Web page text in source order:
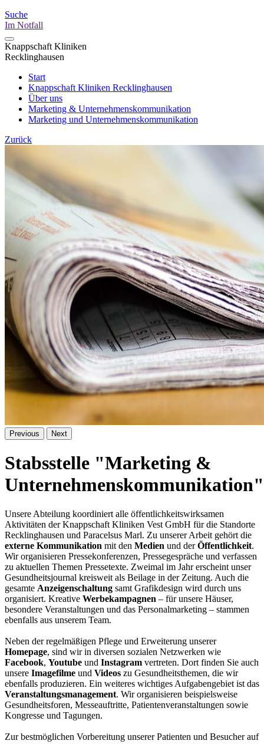
Suche
Im Notfall
Knappschaft Kliniken
Recklinghausen
Start
Knappschaft Kliniken Recklinghausen
Über uns
Marketing & Unternehmenskommunikation
Marketing und Unternehmenskommunikation
Zurück
Previous Next
Stabsstelle "Marketing &
Unternehmenskommunikation"
Unsere Abteilung koordiniert alle öffentlichkeitswirksamen
Aktivitäten der Knappschaft Kliniken Vest GmbH für die Standorte
Recklinghausen und Paracelsus Marl. Zu unserer Arbeit gehört die
externe Kommunikation mit den Medien und derÖffentlichkeit.
Wir organisieren Pressekonferenzen, Pressegespräche und verfassen
zu aktuellen Themen Pressetexte. Zweimal im Jahr erscheint unser
Gesundheitsjournal kreisweit als Beilage in der Zeitung. Auch die
gesamte Anzeigenschaltung samt Grafikdesign wird durch uns
organisiert. Kreative Werbekampagnen – für unsere Häuser,
besondere Veranstaltungen und das Personalmarketing – stammen
ebenfalls aus unserem Team.
Neben der regelmäßigen Pflege und Erweiterung unserer
Homepage, sind wir in diversen sozialen Netzwerken wie
Facebook, Youtube und Instagram vertreten. Dort finden Sie auch
unsere Imagefilme und Videos zu Gesundheitsthemen, die wir
ebenfalls produzieren. Ein weiteres wichtiges Aufgabengebiet ist das
Veranstaltungsmanagement. Wir organisieren beispielsweise
Gesundheitsforen, Messeauftritte, Patientenveranstaltungen sowie
Kongresse und Tagungen.
Zur bestmöglichen Vorbereitung unserer Patienten und Besucher auf